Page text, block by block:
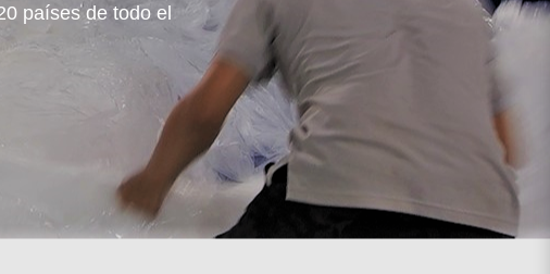
de procesamiento de plásticos
países de todo el